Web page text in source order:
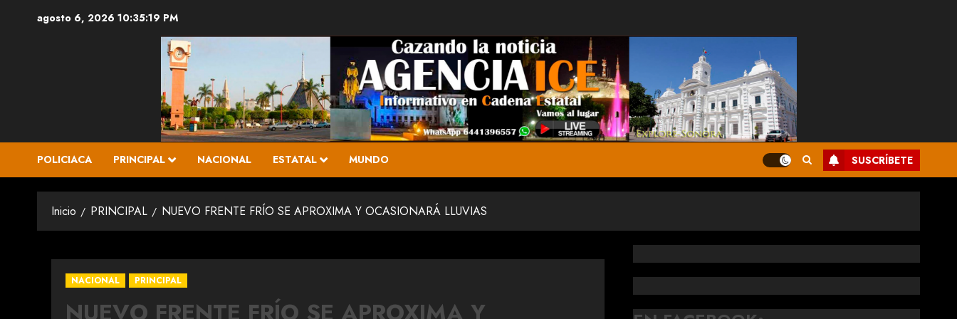
agosto 6, 2026 10:35:20 PM
POLICIACA PRINCIPAL NACIONAL ESTATAL MUNDO SUSCRÍBETE
Inicio PRINCIPAL NUEVO FRENTE FRÍO SE APROXIMA Y OCASIONARÁ LLUVIAS
NACIONAL PRINCIPAL